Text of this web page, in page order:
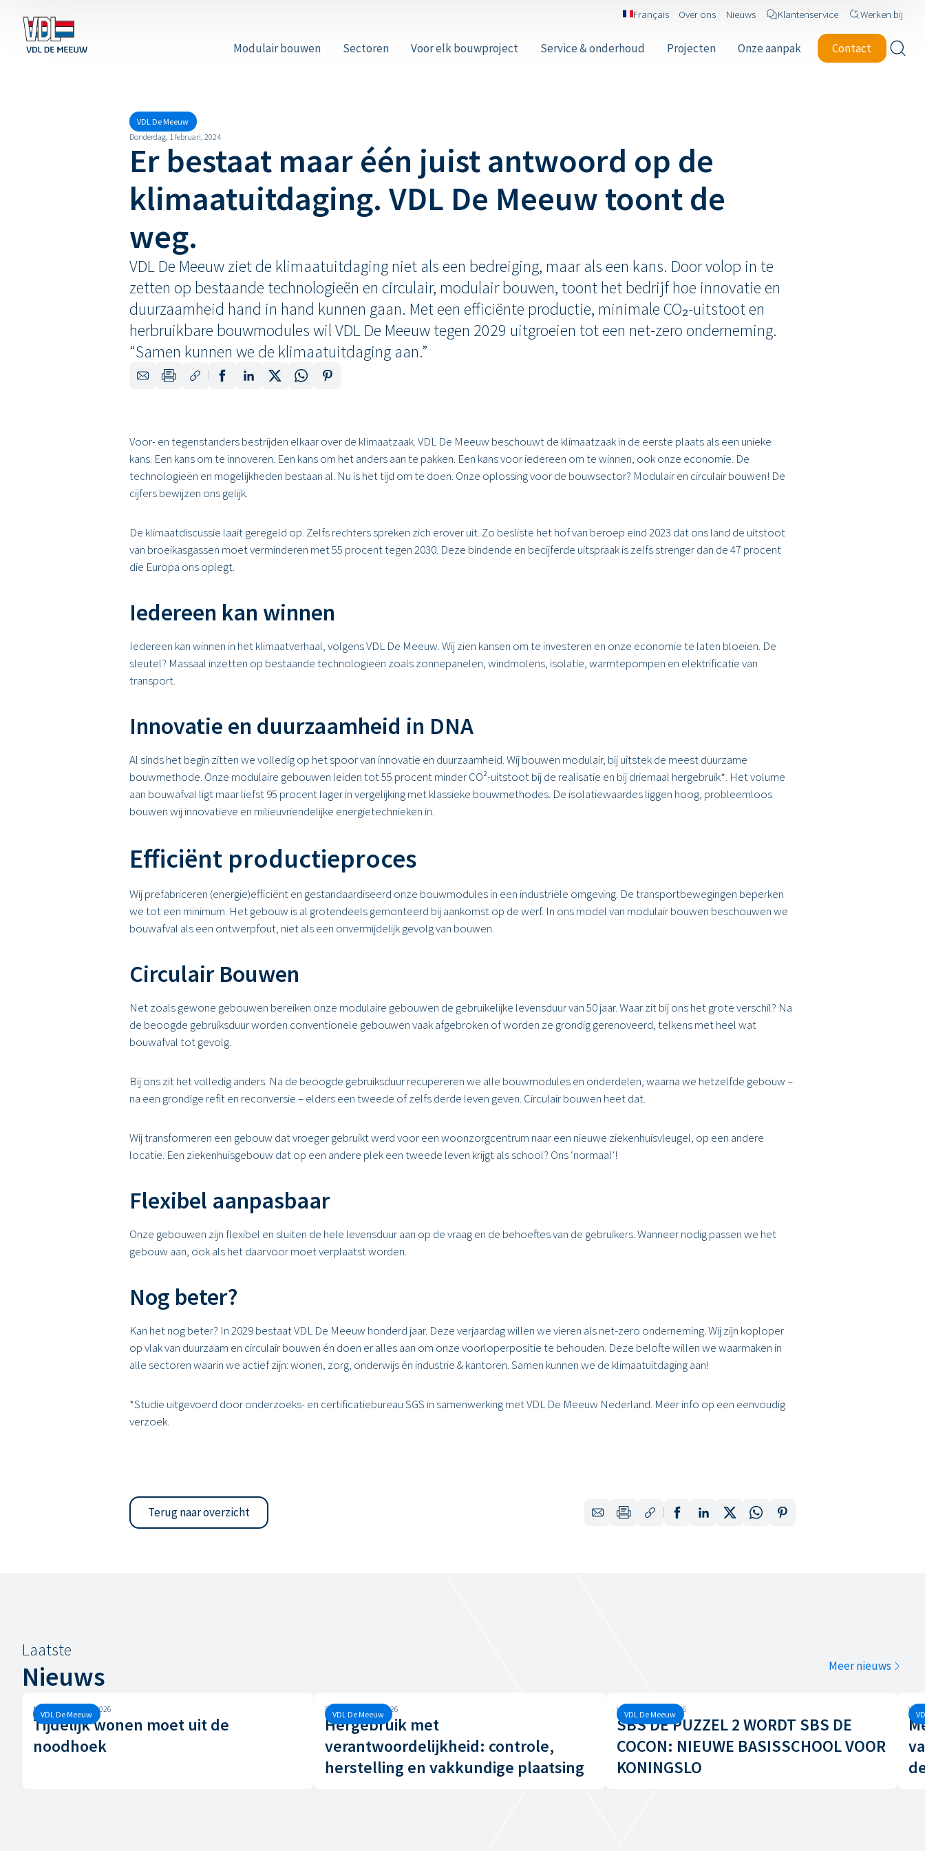
Français Over ons Nieuws Klantenservice Werken bij
Modulair bouwen Sectoren Voor elk bouwproject Service & onderhoud Projecten Onze aanpak Contact
VDL De Meeuw
Donderdag, 1 februari, 2024
Er bestaat maar één juist antwoord op de
klimaatuitdaging. VDL De Meeuw toont de
weg.
VDL De Meeuw ziet de klimaatuitdaging niet als een bedreiging, maar als een kans. Door volop in te
zetten op bestaande technologieën en circulair, modulair bouwen, toont het bedrijf hoe innovatie en
duurzaamheid hand in hand kunnen gaan. Met een efficiënte productie, minimale CO₂-uitstoot en
herbruikbare bouwmodules wil VDL De Meeuw tegen 2029 uitgroeien tot een net-zero onderneming.
“Samen kunnen we de klimaatuitdaging aan.”
Voor- en tegenstanders bestrijden elkaar over de klimaatzaak. VDL De Meeuw beschouwt de klimaatzaak in de eerste plaats als een unieke
kans. Een kans om te innoveren. Een kans om het anders aan te pakken. Een kans voor iedereen om te winnen, ook onze economie. De
technologieën en mogelijkheden bestaan al. Nu is het tijd om te doen. Onze oplossing voor de bouwsector? Modulair en circulair bouwen! De
cijfers bewijzen ons gelijk.
De klimaatdiscussie laait geregeld op. Zelfs rechters spreken zich erover uit. Zo besliste het hof van beroep eind 2023 dat ons land de uitstoot
van broeikasgassen moet verminderen met 55 procent tegen 2030. Deze bindende en becijferde uitspraak is zelfs strenger dan de 47 procent
die Europa ons oplegt.
Iedereen kan winnen
Iedereen kan winnen in het klimaatverhaal, volgens VDL De Meeuw. Wij zien kansen om te investeren en onze economie te laten bloeien. De
sleutel? Massaal inzetten op bestaande technologieën zoals zonnepanelen, windmolens, isolatie, warmtepompen en elektrificatie van
transport.
Innovatie en duurzaamheid in DNA
Al sinds het begin zitten we volledig op het spoor van innovatie en duurzaamheid. Wij bouwen modulair, bij uitstek de meest duurzame
bouwmethode. Onze modulaire gebouwen leiden tot 55 procent minder CO²-uitstoot bij de realisatie en bij driemaal hergebruik*. Het volume
aan bouwafval ligt maar liefst 95 procent lager in vergelijking met klassieke bouwmethodes. De isolatiewaardes liggen hoog, probleemloos
bouwen wij innovatieve en milieuvriendelijke energietechnieken in.
Efficiënt productieproces
Wij prefabriceren (energie)efficiënt en gestandaardiseerd onze bouwmodules in een industriële omgeving. De transportbewegingen beperken
we tot een minimum. Het gebouw is al grotendeels gemonteerd bij aankomst op de werf. In ons model van modulair bouwen beschouwen we
bouwafval als een ontwerpfout, niet als een onvermijdelijk gevolg van bouwen.
Circulair Bouwen
Net zoals gewone gebouwen bereiken onze modulaire gebouwen de gebruikelijke levensduur van 50 jaar. Waar zit bij ons het grote verschil? Na
de beoogde gebruiksduur worden conventionele gebouwen vaak afgebroken of worden ze grondig gerenoveerd, telkens met heel wat
bouwafval tot gevolg.
Bij ons zit het volledig anders. Na de beoogde gebruiksduur recupereren we alle bouwmodules en onderdelen, waarna we hetzelfde gebouw –
na een grondige refit en reconversie – elders een tweede of zelfs derde leven geven. Circulair bouwen heet dat.
Wij transformeren een gebouw dat vroeger gebruikt werd voor een woonzorgcentrum naar een nieuwe ziekenhuisvleugel, op een andere
locatie. Een ziekenhuisgebouw dat op een andere plek een tweede leven krijgt als school? Ons ‘normaal’!
Flexibel aanpasbaar
Onze gebouwen zijn flexibel en sluiten de hele levensduur aan op de vraag en de behoeftes van de gebruikers. Wanneer nodig passen we het
gebouw aan, ook als het daarvoor moet verplaatst worden.
Nog beter?
Kan het nog beter? In 2029 bestaat VDL De Meeuw honderd jaar. Deze verjaardag willen we vieren als net-zero onderneming. Wij zijn koploper
op vlak van duurzaam en circulair bouwen én doen er alles aan om onze voorloperpositie te behouden. Deze belofte willen we waarmaken in
alle sectoren waarin we actief zijn: wonen, zorg, onderwijs én industrie & kantoren. Samen kunnen we de klimaatuitdaging aan!
*Studie uitgevoerd door onderzoeks- en certificatiebureau SGS in samenwerking met VDL De Meeuw Nederland. Meer info op een eenvoudig
verzoek.
Terug naar overzicht
Laatste
Nieuws Meer nieuws
VDL De Meeuw
Maandag, 29 juni, 2026
Tijdelijk wonen moet uit de
noodhoek
VDL De Meeuw
Dinsdag, 16 juni, 2026
Hergebruik met
verantwoordelijkheid: controle,
herstelling en vakkundige plaatsing
VDL De Meeuw
Vrijdag, 12 juni, 2026
SBS DE PUZZEL 2 WORDT SBS DE
COCON: NIEUWE BASISSCHOOL VOOR
KONINGSLO